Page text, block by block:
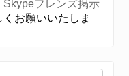
Skypeフレンズ掲示
くお願いいたしま